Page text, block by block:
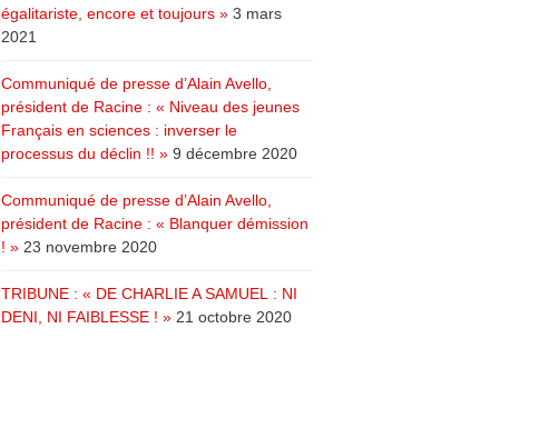
égalitariste, encore et toujours » 3 mars
2021
Communiqué de presse d’Alain Avello,
président de Racine : « Niveau des jeunes
Français en sciences : inverser le
processus du déclin !! » 9 décembre 2020
Communiqué de presse d’Alain Avello,
président de Racine : « Blanquer démission
! » 23 novembre 2020
TRIBUNE : « DE CHARLIE A SAMUEL : NI
DENI, NI FAIBLESSE ! » 21 octobre 2020